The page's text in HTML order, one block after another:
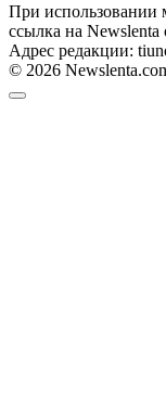
При использовании
ссылка на Newslenta
Адрес редакции:
© 2026